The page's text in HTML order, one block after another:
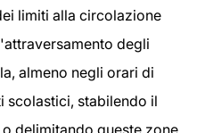
limiti alla circolazione
degli
almeno negli orari di
scolastici, stabilendo il